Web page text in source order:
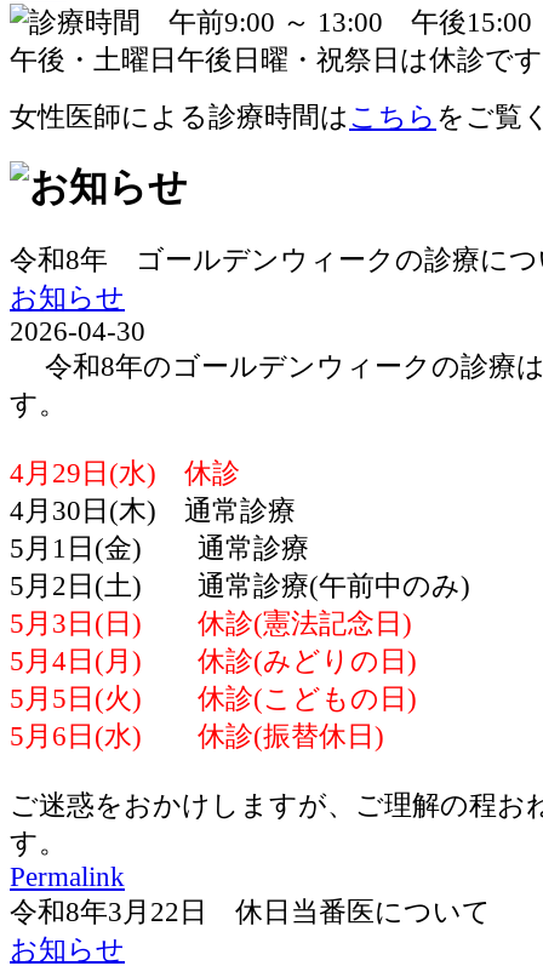
女性医師による診療時間は こちら をご覧
令和8年 ゴールデンウィークの診療に
お知らせ
2026-04-30
令和8年のゴールデンウィークの診療
す。
4月29日(水) 休診
4月30日(木) 通常診療
5月1日(金) 通常診療
5月2日(土) 通常診療(午前中のみ)
5月3日(日) 休診(憲法記念日)
5月4日(月) 休診(みどりの日)
5月5日(火) 休診(こどもの日)
5月6日(水) 休診(振替休日)
ご迷惑をおかけしますが、ご理解の程お
す。
Permalink
令和8年3月22日 休日当番医について
お知らせ